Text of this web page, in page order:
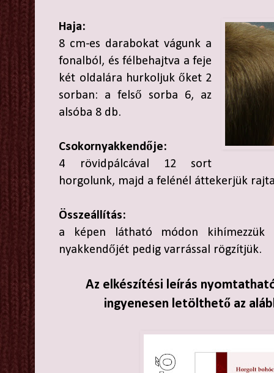
Haja:
8 cm-es darabokat vágunk a
fonalból, és félbehajtva a feje
két oldalára hurkoljuk őket 2
sorban: a felső sorba 6, az
alsóba 8 db.
Csokornyakkendője:
4 rövidpálcával 12 sort
horgolunk, majd a felénél áttekerjük
Összeállítás:
a képen látható módon
nyakkendőjét pedig varrással rögzítjük.
Az elkészítési leírás
ingyenesen letölthető az